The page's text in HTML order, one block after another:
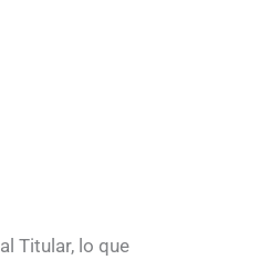
Titular, lo que